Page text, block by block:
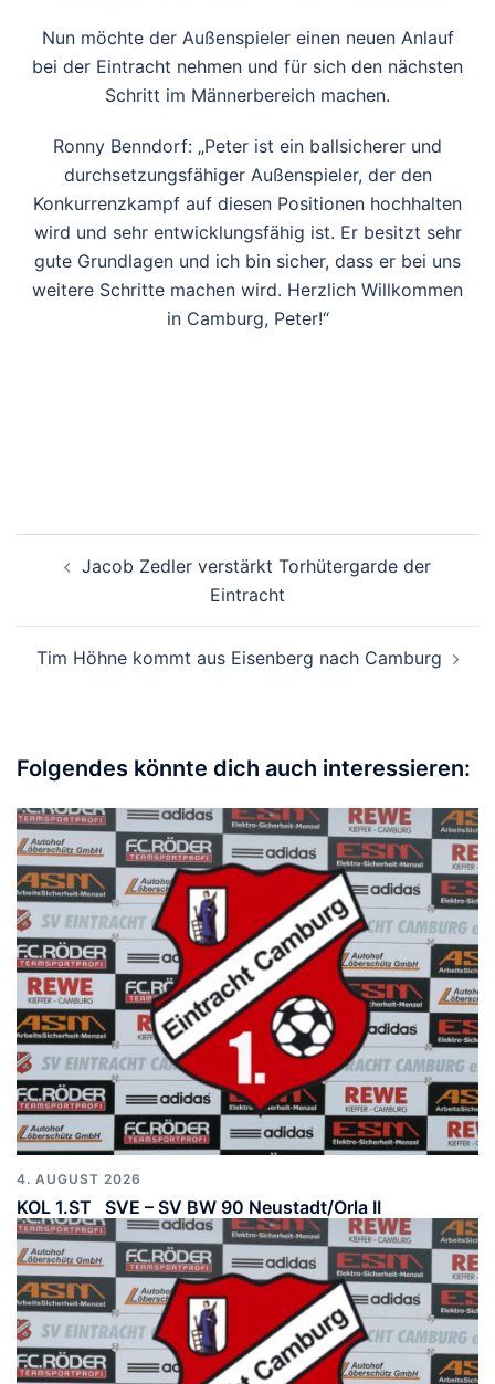
Nun möchte der Außenspieler einen neuen Anlauf
bei der Eintracht nehmen und für sich den nächsten
Schritt im Männerbereich machen.
Ronny Benndorf: „Peter ist ein ballsicherer und
durchsetzungsfähiger Außenspieler, der den
Konkurrenzkampf auf diesen Positionen hochhalten
wird und sehr entwicklungsfähig ist. Er besitzt sehr
gute Grundlagen und ich bin sicher, dass er bei uns
weitere Schritte machen wird. Herzlich Willkommen
in Camburg, Peter!“
Jacob Zedler verstärkt Torhütergarde der
Eintracht
Tim Höhne kommt aus Eisenberg nach Camburg
Folgendes könnte dich auch interessieren:
4. AUGUST 2026
KOL 1.ST SVE – SV BW 90 Neustadt/Orla II